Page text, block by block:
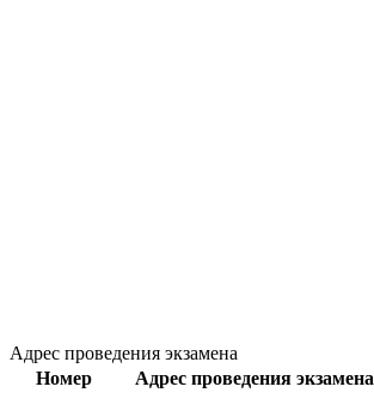
Адрес проведения экзамена
Номер
Адрес проведения экзамена